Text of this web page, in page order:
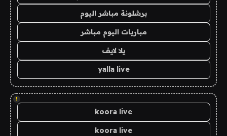
برشلونة مباشر اليوم
مباريات اليوم مباشر
يلا لايف
yalla live
!
koora live
koora live